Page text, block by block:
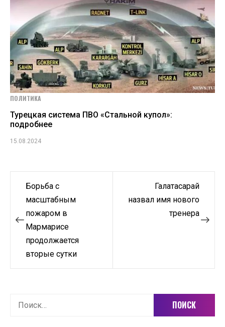
ПОЛИТИКА
Турецкая система ПВО «Стальной купол»:
подробнее
15.08.2024
Навигация
записям
Борьба с
масштабным
пожаром в
Мармарисе
продолжается
вторые сутки
Галатасарай
назвал имя нового
тренера
Найти: